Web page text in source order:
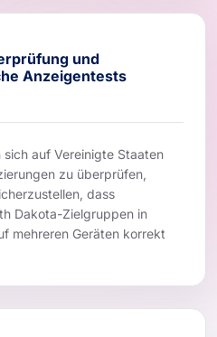
und
Anzeigentests
auf Vereinigte Staaten
zu überprüfen,
dass
Dakota-Zielgruppen in
mehreren Geräten korrekt